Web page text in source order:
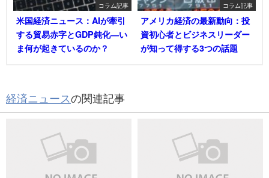
コラム記事
米国経済ニュース：AIが牽引
する貿易赤字とGDP鈍化―い
ま何が起きているのか？
コラム記事
アメリカ経済の最新動向：投
資初心者とビジネスリーダー
が知って得する3つの話題
経済ニュースの関連記事